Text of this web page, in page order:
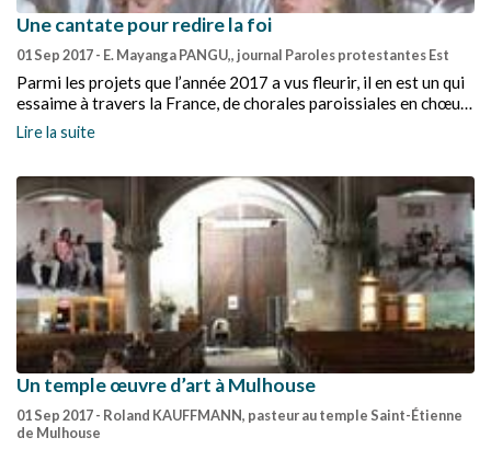
Une cantate pour redire la foi
01 Sep 2017- E. Mayanga PANGU,, journal Paroles protestantes Est
Parmi les projets que l’année 2017 a vus fleurir, il en est un qui
essaime à travers la France, de chorales paroissiales en chœurs
régionaux, au sein de l’Église protestante unie de France : une
« Cantate du Jubilé », composée par Samuel Sandmeier.
Lire la suite
Un temple œuvre d’art à Mulhouse
01 Sep 2017- Roland KAUFFMANN, pasteur au temple Saint-Étienne
de Mulhouse